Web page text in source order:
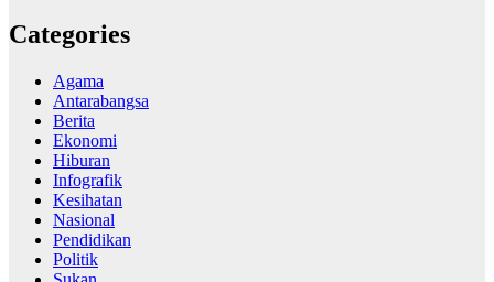
Categories
Agama
Antarabangsa
Berita
Ekonomi
Hiburan
Infografik
Kesihatan
Nasional
Pendidikan
Politik